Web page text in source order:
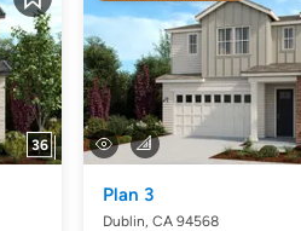
Guardar
36
Plan 3
Dublin, CA 94568